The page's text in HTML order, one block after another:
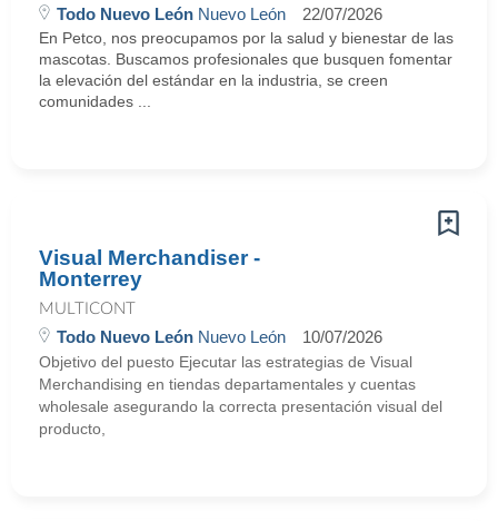
Todo Nuevo León Nuevo León 22/07/2026
En Petco, nos preocupamos por la salud y bienestar de las
mascotas. Buscamos profesionales que busquen fomentar
la elevación del estándar en la industria, se creen
comunidades ...
Visual Merchandiser -
Monterrey
MULTICONT
Todo Nuevo León Nuevo León 10/07/2026
Objetivo del puesto Ejecutar las estrategias de Visual
Merchandising en tiendas departamentales y cuentas
wholesale asegurando la correcta presentación visual del
producto,